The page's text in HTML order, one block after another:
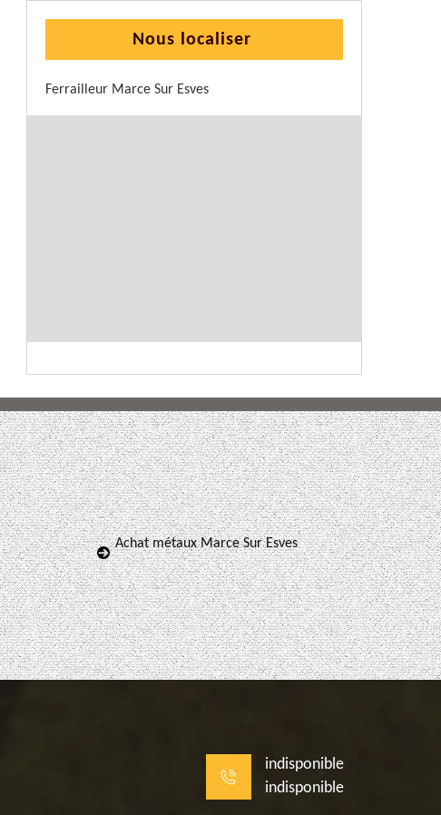
Nous localiser
Ferrailleur Marce Sur Esves
Achat métaux Marce Sur Esves
indisponible
indisponible